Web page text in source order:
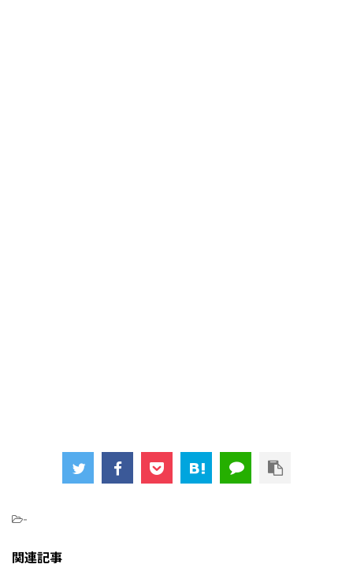
-
関連記事